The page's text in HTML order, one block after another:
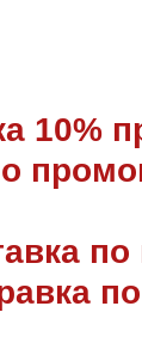
10%
по